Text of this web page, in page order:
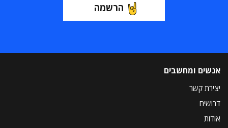
הרשמה
אנשים ומחשבים
יצירת קשר
דרושים
אודות